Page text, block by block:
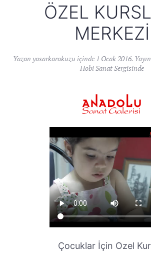
ÖZEL
MERKEZI
Yazan yasarkarakuzu içinde 1 Ocak 2016.
Hobi Sanat Sergisinde
Çocuklar İçin Ozel